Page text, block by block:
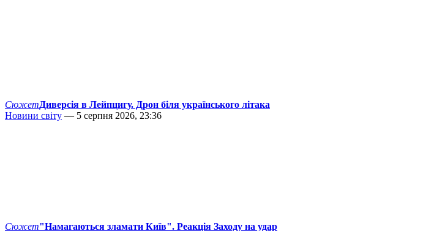
СюжетДиверсія в Лейпцигу. Дрон біля українського літака
Новини світу — 5 серпня 2026, 23:36
Сюжет"Намагаються зламати Київ". Реакція Заходу на удар